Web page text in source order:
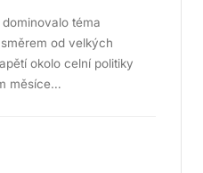
téma
od velkých
okolo celní politiky
měsíce…